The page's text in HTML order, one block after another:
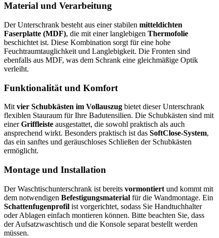
Material und Verarbeitung
Der Unterschrank besteht aus einer stabilen mitteldichten
Faserplatte (MDF), die mit einer langlebigen Thermofolie
beschichtet ist. Diese Kombination sorgt für eine hohe
Feuchtraumtauglichkeit und Langlebigkeit. Die Fronten sind
ebenfalls aus MDF, was dem Schrank eine gleichmäßige Optik
verleiht.
Funktionalität und Komfort
Mitvier Schubkästen im Vollauszug bietet dieser Unterschrank
flexiblen Stauraum für Ihre Badutensilien. Die Schubkästen sind mit
einerGriffleiste ausgestattet, die sowohl praktisch als auch
ansprechend wirkt. Besonders praktisch ist das SoftClose-System,
das ein sanftes und geräuschloses Schließen der Schubkästen
ermöglicht.
Montage und Installation
Der Waschtischunterschrank ist bereits vormontiert und kommt mit
dem notwendigen Befestigungsmaterial für die Wandmontage. Ein
Schattenfugenprofil ist vorgerichtet, sodass Sie Handtuchhalter
oder Ablagen einfach montieren können. Bitte beachten Sie, dass
der Aufsatzwaschtisch und die Konsole separat bestellt werden
müssen.